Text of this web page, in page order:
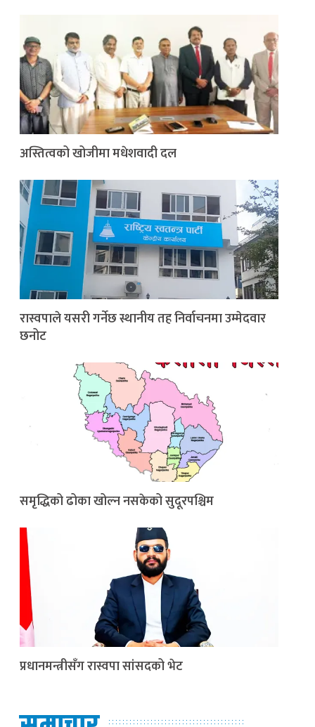
अस्तित्वको खोजीमा मधेशवादी दल
रास्वपाले यसरी गर्नेछ स्थानीय तह निर्वाचनमा उम्मेदवार
छनोट
समृद्धिको ढोका खोल्न नसकेको सुदूरपश्चिम
प्रधानमन्त्रीसँग रास्वपा सांसदको भेट